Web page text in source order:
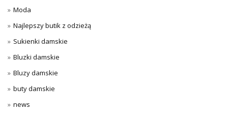
Moda
Najlepszy butik z odzieżą
Sukienki damskie
Bluzki damskie
Bluzy damskie
buty damskie
news